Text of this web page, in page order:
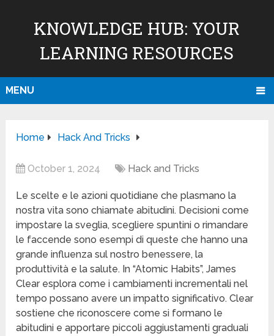
KNOWLEDGE HUB: YOUR
LEARNING RESOURCES
MENU
Home Hack And Tricks
October 1, 2024 Hack and Tricks
Le scelte e le azioni quotidiane che plasmano la
nostra vita sono chiamate abitudini. Decisioni come
impostare la sveglia, scegliere spuntini o rimandare
le faccende sono esempi di queste che hanno una
grande influenza sul nostro benessere, la
produttività e la salute. In “Atomic Habits”, James
Clear esplora come i cambiamenti incrementali nel
tempo possano avere un impatto significativo. Clear
sostiene che riconoscere come si formano le
abitudini e apportare piccoli aggiustamenti graduali